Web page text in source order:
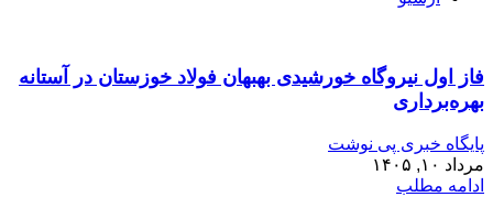
فاز اول نیروگاه خورشیدی بهبهان فولاد خوزستان در آستانه
بهره‌برداری
پایگاه خبری پی نوشت
مرداد ۱۰, ۱۴۰۵
ادامه مطلب